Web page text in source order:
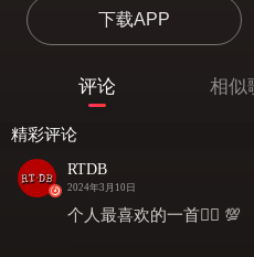
（对你的
（不
说好了下班会陪我去“
早晓得那
下载APP
评论 相似
精彩评论
RTDB
2024年3月10日
个人最喜欢的一首❤️‍🔥 💯